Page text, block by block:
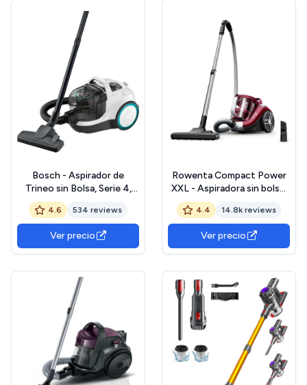
Bosch - Aspirador de
Trineo sin Bolsa, Serie 4,
ProHygienic, 2 litros, 78 dB,
Blanco, BGC21HYG1
4.6 534 reviews
Ver precio
Rowenta Compact Power
XXL - Aspiradora sin bolsa,
motor bajo consumo, 900
W, filtración ciclónica
avanzada de 3 niveles,
depósito de suciedad
extragrande de 2,5 L,
RO4B23
4.4 14.8k reviews
Ver precio